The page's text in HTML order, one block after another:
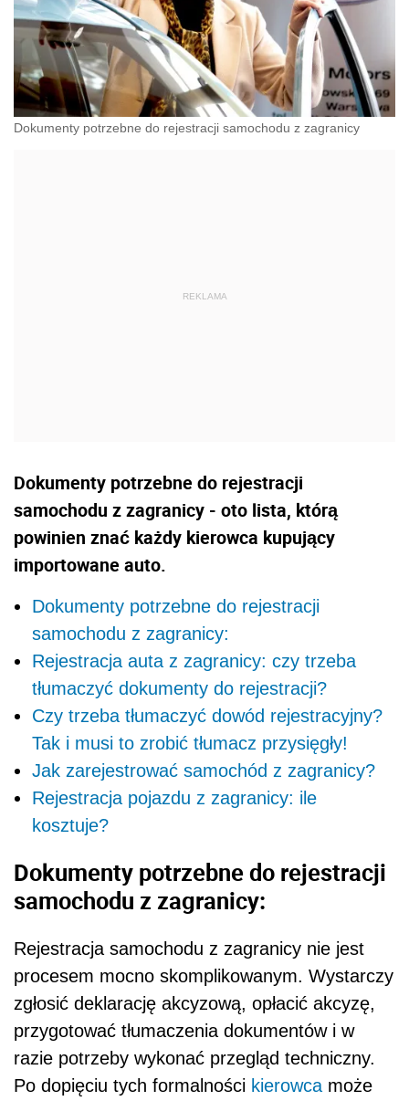
Dokumenty potrzebne do rejestracji samochodu z zagranicy
Dokumenty potrzebne do rejestracji
samochodu z zagranicy - oto lista, którą
powinien znać każdy kierowca kupujący
importowane auto.
Dokumenty potrzebne do rejestracji
samochodu z zagranicy:
Rejestracja auta z zagranicy: czy trzeba
tłumaczyć dokumenty do rejestracji?
Czy trzeba tłumaczyć dowód rejestracyjny?
Tak i musi to zrobić tłumacz przysięgły!
Jak zarejestrować samochód z zagranicy?
Rejestracja pojazdu z zagranicy: ile
kosztuje?
Dokumenty potrzebne do rejestracji
samochodu z zagranicy:
Rejestracja samochodu z zagranicy nie jest
procesem mocno skomplikowanym. Wystarczy
zgłosić deklarację akcyzową, opłacić akcyzę,
przygotować tłumaczenia dokumentów i w
razie potrzeby wykonać przegląd techniczny.
Po dopięciu tych formalności kierowca może